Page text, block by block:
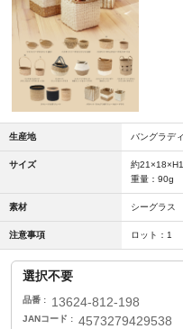
生産地 バングラデ
サイズ
約
重量：90g
素材 シーグラス
注意事項 ロット：1
選択不要
品番 13624-812-198
JANコード 4573279429538